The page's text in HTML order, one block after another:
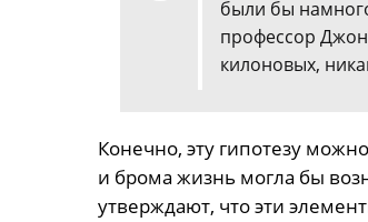
были бы
профессор
килоновых,
Конечно, эту гипотезу
и брома жизнь могла бы
утверждают, что эти